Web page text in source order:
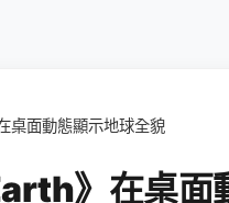
桌面動態顯示地球全貌
》在桌面